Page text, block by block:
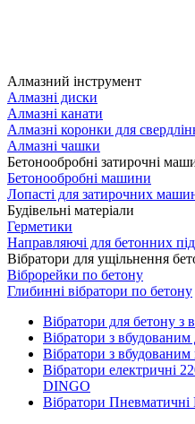
Алмазний інструмент
Алмазні диски
Алмазні канати
Алмазні коронки для
Алмазні чашки
Бетонообробні затирочні
Бетонообробні машини
Лопасті для затирочних
Будівельні матеріали
Герметики
Направляючі для бетонних
Вібратори для ущільнення
Віброрейки по бетону
Глибинні вібратори по бетону
Вібратори для бетону
Вібратори з
Вібратори з
Вібратори електричні
DINGO
Вібратори Пневматичні